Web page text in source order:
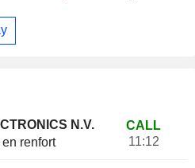
N.V.
renfort
CALL
11:12